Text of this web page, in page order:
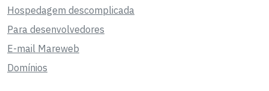
Hospedagem descomplicada
Para desenvolvedores
E-mail Mareweb
Domínios